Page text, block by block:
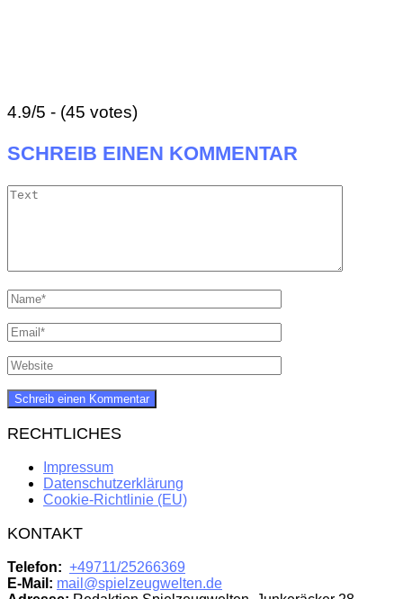
4.9/5 - (45 votes)
SCHREIB EINEN KOMMENTAR
RECHTLICHES
Impressum
Datenschutzerklärung
Cookie-Richtlinie (EU)
KONTAKT
Telefon: +49711/25266369
E-Mail: mail@spielzeugwelten.de